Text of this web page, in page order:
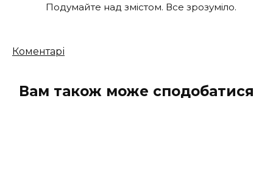
Подумайте над змістом. Все зрозуміло.
Кількість
Коментарі
Вам також може сподобатися